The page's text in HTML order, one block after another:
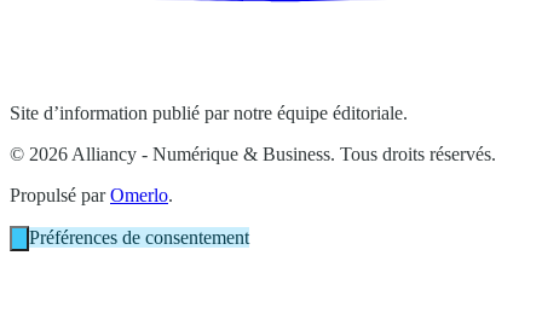
Site d’information publié par notre équipe éditoriale.
© 2026 Alliancy - Numérique & Business. Tous droits réservés.
Propulsé parOmerlo.
Préférences de consentement